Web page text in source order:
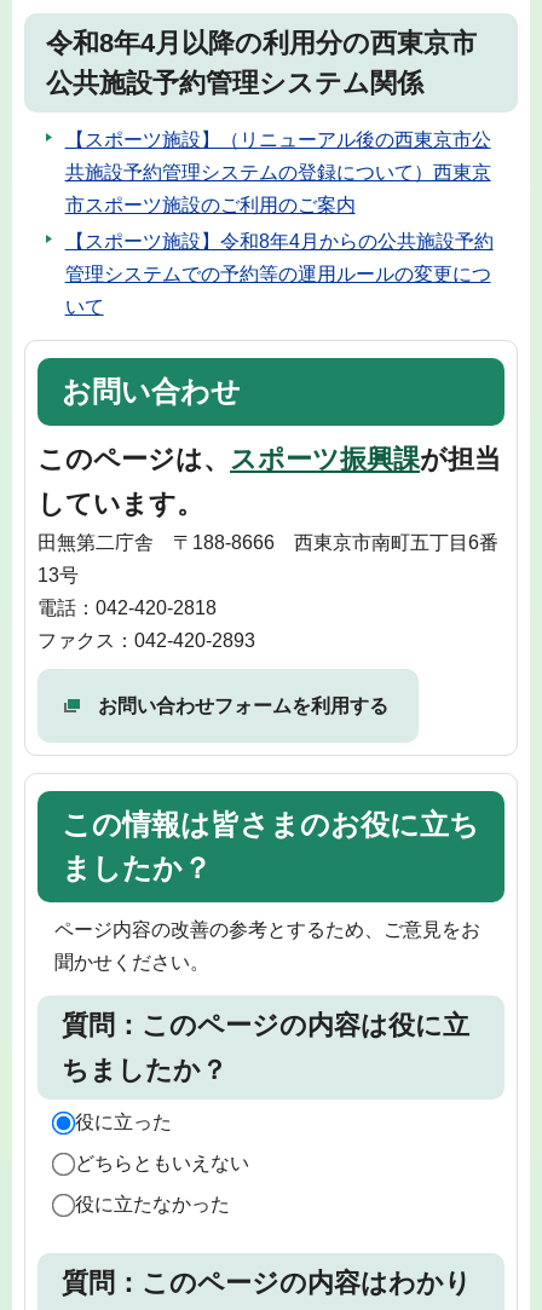
令和8年4月以降の利用分の西東京市
公共施設予約管理システム関係
【スポーツ施設】（リニューアル後の西東京市公
共施設予約管理システムの登録について）西東京
市スポーツ施設のご利用のご案内
【スポーツ施設】令和8年4月からの公共施設予約
管理システムでの予約等の運用ルールの変更につ
いて
お問い合わせ
このページは、 スポーツ振興課が担当
しています。
田無第二庁舎 〒188-8666 西東京市南町五丁目6番
13号
電話：042-420-2818
ファクス：042-420-2893
お問い合わせフォームを利用する
この情報は皆さまのお役に立ち
ましたか？
ページ内容の改善の参考とするため、ご意見をお
聞かせください。
質問：このページの内容は役に立
ちましたか？
役に立った
どちらともいえない
役に立たなかった
質問：このページの内容はわかり